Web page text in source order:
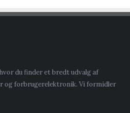
du finder et bredt udvalg af
og forbrugerelektronik. Vi formidler